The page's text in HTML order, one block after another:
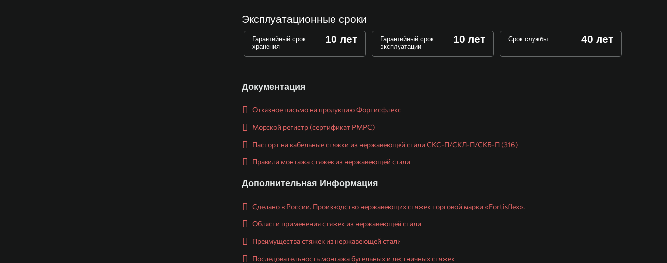
Эксплуатационные сроки
Гарантийный срок
хранения
10 лет
Гарантийный срок
эксплуатации
10 лет Срок службы 40 лет
Документация
Отказное письмо на продукцию Фортисфлекс
Морской регистр (сертификат РМРС)
Паспорт на кабельные стяжки из нержавеющей стали СКС-П/СКЛ-П/СКБ-П (316)
Правила монтажа стяжек из нержавеющей стали
Дополнительная Информация
Сделано в России. Производство нержавеющих стяжек торговой марки «Fortisflex».
Области применения стяжек из нержавеющей стали
Преимущества стяжек из нержавеющей стали
Последовательность монтажа бугельных и лестничных стяжек